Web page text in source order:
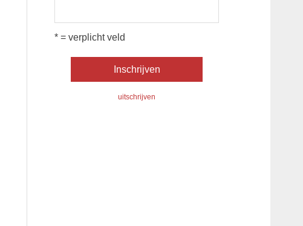
* = verplicht veld
uitschrijven